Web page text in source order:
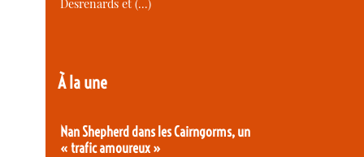
Desrenards et (…)
À la une
Nan Shepherd dans les Cairngorms, un
« trafic amoureux »